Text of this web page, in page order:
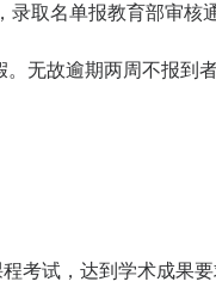
录取名单报教育部审核
无故逾期两周不报到
考试，达到学术成果要